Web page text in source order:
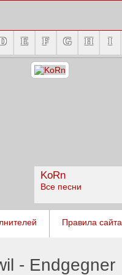
E F G H I
KoRn
Все песни
Правила сайта
- Endgegner